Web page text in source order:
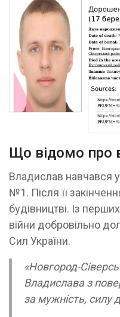
Що відомо про
Владислав навчався
№1. Після її
будівництві. Із
війни добровільно
Сил України.
«Новгород-
Владислава з
за мужність, силу